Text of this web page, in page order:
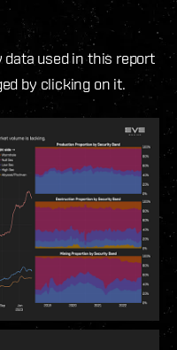
data used in this report
by clicking on it.